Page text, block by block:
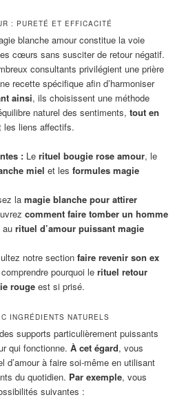
: PURETÉ ET EFFICACITÉ
blanche amour constitue la voie
cœurs sans susciter de retour négatif.
consultants privilégient une prière
recette spécifique afin d’harmoniser
ainsi, ils choisissent une méthode
naturel des sentiments,tout en
les liens affectifs.
:Le rituel bougie rose amour, le
miel et les formules magie
la magie blanche pour attirer
comment faire tomber un homme
rituel d’amour puissant magie
notre section faire revenir son ex
pourquoi le rituel retour
rougeest si prisé.
INGRÉDIENTS NATURELS
supports particulièrement puissants
qui fonctionne.À cet égard, vous
d’amour à faire soi-même en utilisant
du quotidien. Par exemple, vous
suivantes :